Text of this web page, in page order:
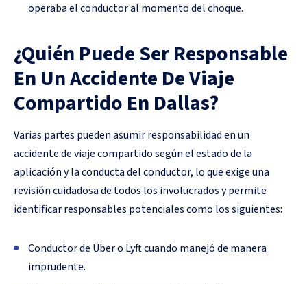
operaba el conductor al momento del choque.
¿Quién Puede Ser Responsable
En Un Accidente De Viaje
Compartido En Dallas?
Varias partes pueden asumir responsabilidad en un
accidente de viaje compartido según el estado de la
aplicación y la conducta del conductor, lo que exige una
revisión cuidadosa de todos los involucrados y permite
identificar responsables potenciales como los siguientes:
Conductor de Uber o Lyft cuando manejó de manera
imprudente.